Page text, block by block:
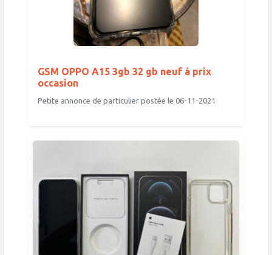
GSM OPPO A15 3gb 32 gb neuf à prix
occasion
Petite annonce de particulier postée le 06-11-2021